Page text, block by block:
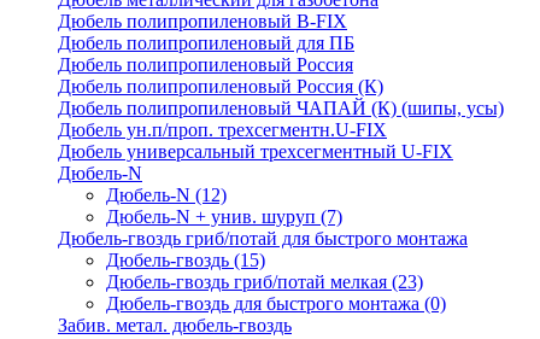
Дюбель полипропиленовый В-FIX
Дюбель полипропиленовый для ПБ
Дюбель полипропиленовый Россия
Дюбель полипропиленовый Россия (К)
Дюбель полипропиленовый ЧАПАЙ (К) (шипы, усы)
Дюбель ун.п/проп. трехсегментн.U-FIX
Дюбель универсальный трехсегментный U-FIX
Дюбель-N
Дюбель-N (12)
Дюбель-N + унив. шуруп (7)
Дюбель-гвоздь гриб/потай для быстрого монтажа
Дюбель-гвоздь (15)
Дюбель-гвоздь гриб/потай мелкая (23)
Дюбель-гвоздь для быстрого монтажа (0)
Забив. метал. дюбель-гвоздь